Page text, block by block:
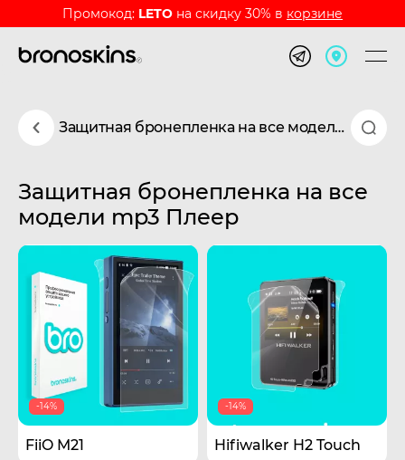
Промокод: LETO на скидку 30% в корзине
Защитная бронепленка на все модели mp3 Плеер
Защитная бронепленка на все
модели mp3 Плеер
-14%
FiiO M21
-14%
Hifiwalker H2 Touch